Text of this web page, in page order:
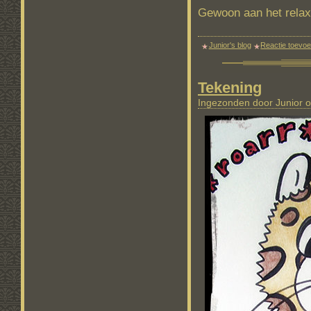
Gewoon aan het
Junior's blog Reactie
Tekening
Ingezonden door Junior